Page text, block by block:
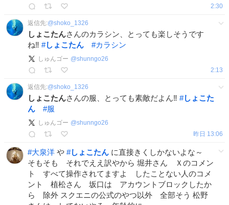
2:30
返信先:@shoko_1326
しょこたんさんのカラシン、とっても楽しそうです
ね‼︎ #しょこたん #カラシン
しゅんゴー @shunngo26
2:13
返信先:@shoko_1326
しょこたんさんの服、とっても素敵だよん‼︎ #しょこた
ん
#服
しゅんゴー @shunngo26
昨日 13:06
#大泉洋 や #しょこたん に直接きくしかないよな～
そもそも それでええ訳やから 堀井さん Ｘのコメン
ト すべて操作されてますよ したことない人のコメ
ント 植松さん 坂口は アカウントブロックしたか
ら 除外 スクエニの公式のやつ以外 全部そう 松野